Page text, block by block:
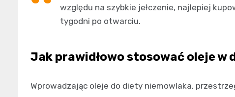
względu na szybkie jełczenie, najlepiej
tygodni po otwarciu.
Jak prawidłowo stosować oleje w
Wprowadzając oleje do diety niemowlaka,